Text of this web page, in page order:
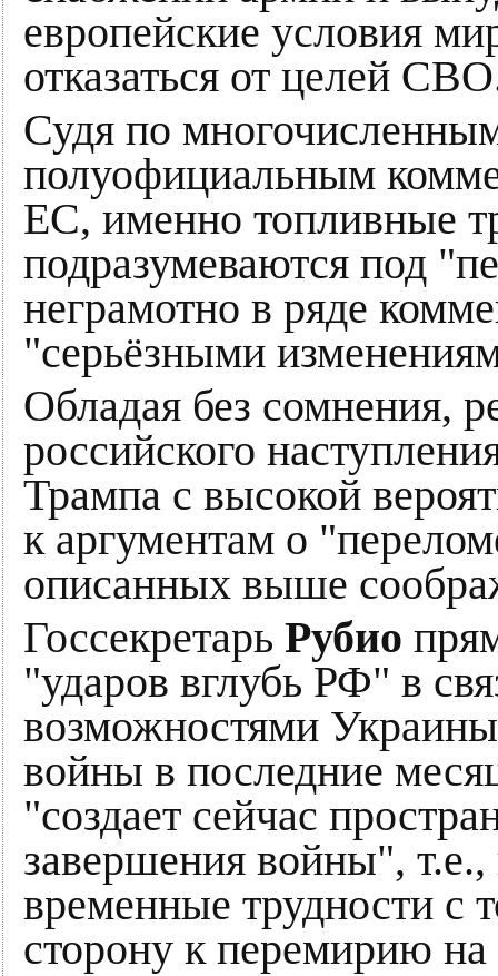
европейские условия
отказаться от целей
Судя по
полуофициальным
ЕС, именно топливные
подразумеваются под
неграмотно в ряде
"серьёзными
Обладая без сомнения,
российского
Трампа с высокой
к аргументам о
описанных выше
Госсекретарь Рубио
"ударов вглубь РФ" в
возможностями
войны в последние
"создает сейчас
завершения войны", т.е.,
временные трудности с
сторону к перемирию на